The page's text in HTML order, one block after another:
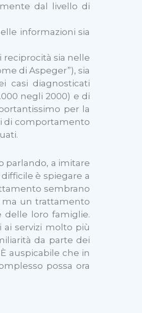
dal livello di
informazioni sia
reciprocità sia nelle
di Aspeger”), sia
casi diagnosticati
negli 2000) e di
per la
di comportamento
parlando, a imitare
è spiegare a
sembrano
ma un trattamento
loro famiglie.
servizi molto più
da parte dei
auspicabile che in
possa ora